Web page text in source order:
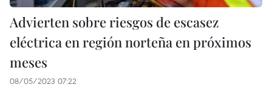
Advierten sobre riesgos de escasez
eléctrica en región norteña en próximos
meses
08/05/2023 07:22